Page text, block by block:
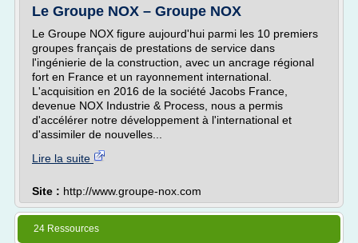
Le Groupe NOX – Groupe NOX
Le Groupe NOX figure aujourd'hui parmi les 10 premiers
groupes français de prestations de service dans
l'ingénierie de la construction, avec un ancrage régional
fort en France et un rayonnement international.
L'acquisition en 2016 de la société Jacobs France,
devenue NOX Industrie & Process, nous a permis
d'accélérer notre développement à l'international et
d'assimiler de nouvelles...
Lire la suite
Site : http://www.groupe-nox.com
24 Ressources